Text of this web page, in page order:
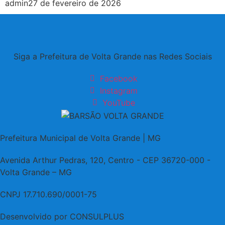
admin27 de fevereiro de 2026
Siga a Prefeitura de Volta Grande nas Redes Sociais
Facebook
Instagram
YouTube
Prefeitura Municipal de Volta Grande | MG
Avenida Arthur Pedras, 120, Centro - CEP 36720-000 -
Volta Grande – MG
CNPJ 17.710.690/0001-75
Desenvolvido por CONSULPLUS